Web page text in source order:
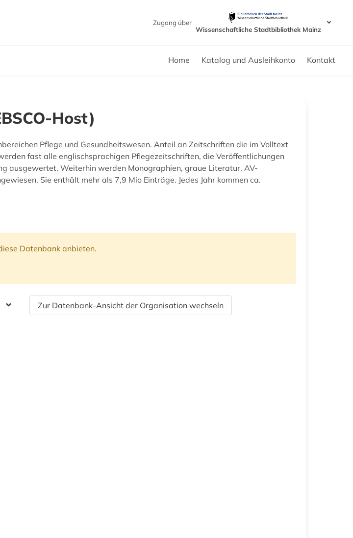
Zugang über
Wissenschaftliche Stadtbibliothek Mainz
Home Katalog und Ausleihkonto Kontakt
Host)
Pflege und Gesundheitswesen. Anteil an Zeitschriften die im Volltext
fast alle englischsprachigen Pflegezeitschriften, die Veröffentlichungen
ausgewertet. Weiterhin werden Monographien, graue Literatur, AV-
Sie enthält mehr als 7,9 Mio Einträge. Jedes Jahr kommen ca.
Datenbank anbieten.
Zur Datenbank-Ansicht der Organisation wechseln